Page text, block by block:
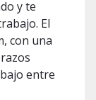
y te
El
con una
entre